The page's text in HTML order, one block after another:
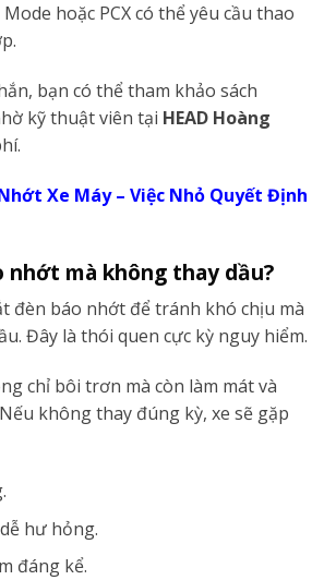
hoặc PCX có thể yêu cầu thao
bạn có thể tham khảo sách
kỹ thuật viên tại HEAD Hoàng
Xe Máy – Việc Nhỏ Quyết Định
nhớt mà không thay dầu?
đèn báo nhớt để tránh khó chịu mà
Đây là thói quen cực kỳ nguy hiểm.
chỉ bôi trơn mà còn làm mát và
không thay đúng kỳ, xe sẽ gặp
hư hỏng.
đáng kể.